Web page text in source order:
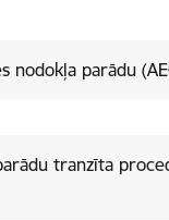
parādu
tranzīta